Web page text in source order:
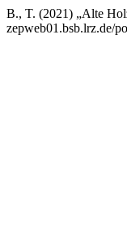
B., T. (2021) „Alte
zepweb01.bsb.lrz.de/